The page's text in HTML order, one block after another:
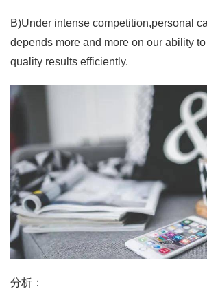
B)Under intense competition,personal
depends more and more on our ability
quality results efficiently.
分析：